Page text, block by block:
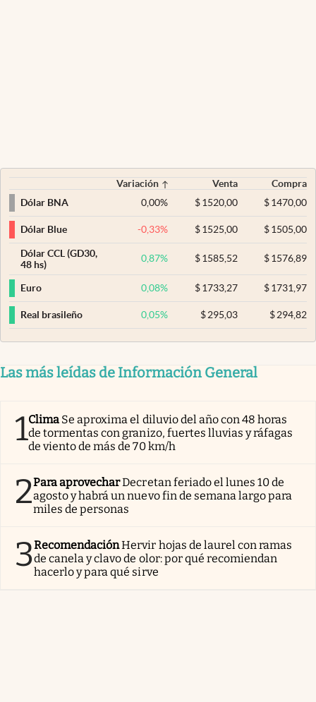
Variación Venta
Compra
Dólar BNA
0,00% $ 1520,00 $1470,00
Dólar Blue -0,33% $ 1525,00 $1505,00
Dólar CCL (GD30,
48 hs)
0,87% $ 1585,52 $1576,89
Euro 0,08% $ 1733,27 $1731,97
Real brasileño 0,05% $ 295,03 $294,82
Las más leídas de Información General
1Clima Se aproxima el diluvio del año con 48 horas
de tormentas con granizo, fuertes lluvias y ráfagas
de viento de más de 70 km/h
2Para aprovecharDecretan feriado el lunes 10 de
agosto y habrá un nuevo fin de semana largo para
miles de personas
3RecomendaciónHervir hojas de laurel con ramas
de canela y clavo de olor: por qué recomiendan
hacerlo y para qué sirve